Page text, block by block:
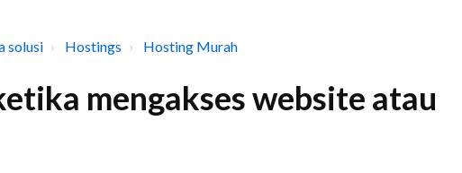
solusi Hostings Hosting Murah
mengakses website atau